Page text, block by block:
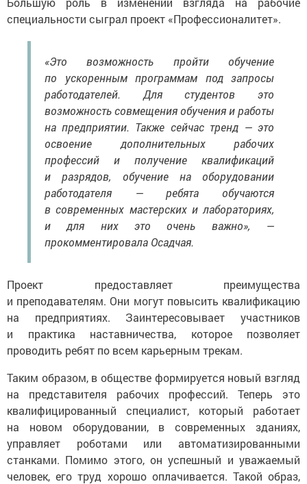
специальности сыграл проект «Профессионалитет».
«Это возможность пройти обучение
по ускоренным программам под запросы
работодателей. Для студентов это
возможность совмещения обучения и работы
на предприятии. Также сейчас тренд — это
освоение дополнительных рабочих
профессий и получение квалификаций
и разрядов, обучение на оборудовании
работодателя — ребята обучаются
в современных мастерских и лабораториях,
и для них это очень важно», —
прокомментировала Осадчая.
Проект предоставляет преимущества
и преподавателям. Они могут повысить квалификацию
на предприятиях. Заинтересовывает участников
и практика наставничества, которое позволяет
проводить ребят по всем карьерным трекам.
Таким образом, в обществе формируется новый взгляд
на представителя рабочих профессий. Теперь это
квалифицированный специалист, который работает
на новом оборудовании, в современных зданиях,
управляет роботами или автоматизированными
станками. Помимо этого, он успешный и уважаемый
человек, его труд хорошо оплачивается. Такой образ,